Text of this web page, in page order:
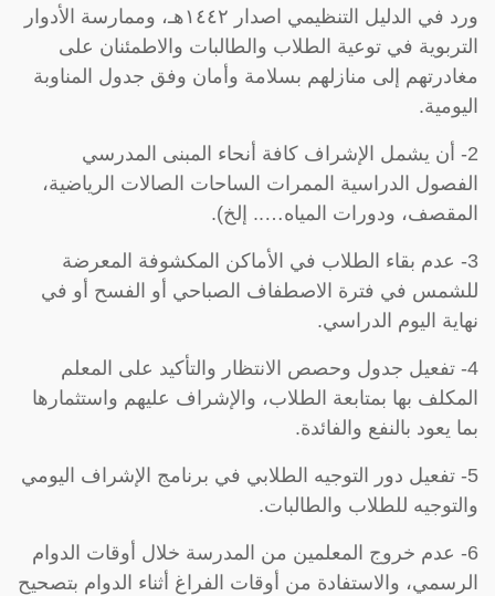
ورد في الدليل التنظيمي اصدار ١٤٤٢هـ، وممارسة الأدوار
التربوية في توعية الطلاب والطالبات والاطمئنان على
مغادرتهم إلى منازلهم بسلامة وأمان وفق جدول المناوبة
اليومية.
2- أن يشمل الإشراف كافة أنحاء المبنى المدرسي
الفصول الدراسية الممرات الساحات الصالات الرياضية،
المقصف، ودورات المياه….. إلخ).
3- عدم بقاء الطلاب في الأماكن المكشوفة المعرضة
للشمس في فترة الاصطفاف الصباحي أو الفسح أو في
نهاية اليوم الدراسي.
4- تفعيل جدول وحصص الانتظار والتأكيد على المعلم
المكلف بها بمتابعة الطلاب، والإشراف عليهم واستثمارها
بما يعود بالنفع والفائدة.
5- تفعيل دور التوجيه الطلابي في برنامج الإشراف اليومي
والتوجيه للطلاب والطالبات.
6- عدم خروج المعلمين من المدرسة خلال أوقات الدوام
الرسمي، والاستفادة من أوقات الفراغ أثناء الدوام بتصحيح